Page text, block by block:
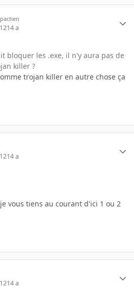
14 a
bloquer les .exe, il n'y aura pas de
killer ?
trojan killer en autre chose ça
14 a
vous tiens au courant d'ici 1 ou 2
14 a